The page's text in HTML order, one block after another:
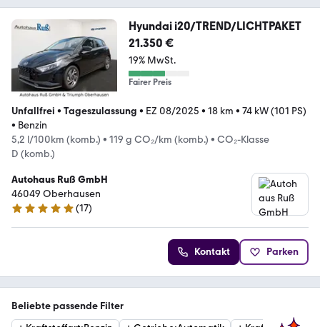
Hyundai i20/TREND/LICHTPAKET
21.350 €
19% MwSt.
Fairer Preis
Unfallfrei • Tageszulassung • EZ 08/2025 • 18 km • 74 kW (101 PS)
• Benzin
5,2 l/100km (komb.) • 119 g CO₂/km (komb.) • CO₂-Klasse
D (komb.)
Autohaus Ruß GmbH
46049 Oberhausen
5 Sterne
(17)
Kontakt Parken
Beliebte passende Filter